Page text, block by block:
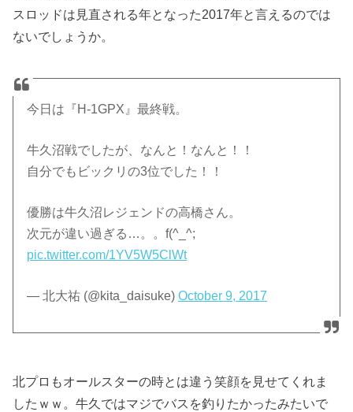
スロッドは見直される年となった2017年と言えるのでは
ないでしょうか。
今日は『H-1GPX』最終戦。
牛久沼戦でしたが、なんと！なんと！！
自分でもビックリの3位でした！！
優勝は牛久沼レジェンドの高橋さん。
次元が違い過ぎる…。。f(^_^;
pic.twitter.com/1YV5W5ClWt
— 北大祐 (@kita_daisuke)October 9, 2017
北プロもオールスターの時とは違う笑顔を見せてくれま
したｗｗ。牛久ではマジでバスを釣りたかったみたいで